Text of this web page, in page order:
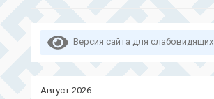
Версия сайта для слабовидящих
Август 2026